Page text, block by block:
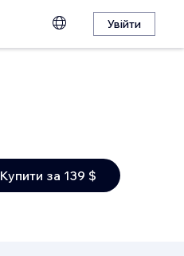
Увійти
Купити за 139 $